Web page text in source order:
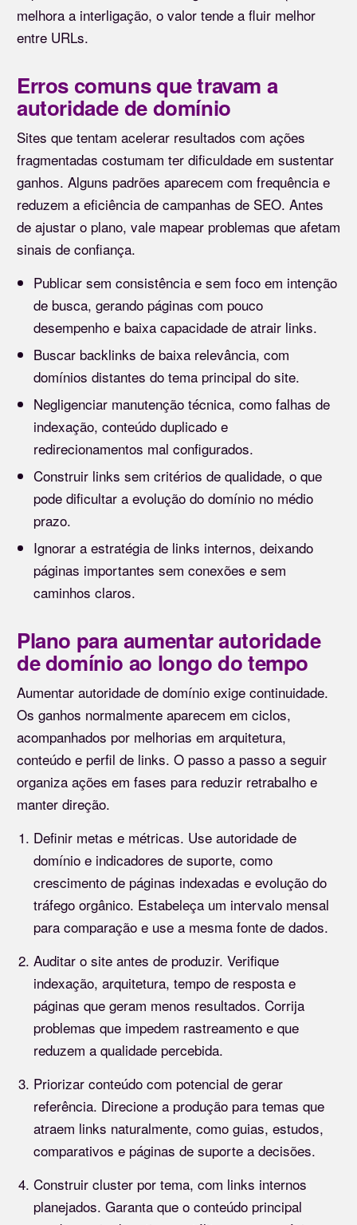
melhora a interligação, o valor tende a fluir melhor
entre URLs.
Erros comuns que travam a
autoridade de domínio
Sites que tentam acelerar resultados com ações
fragmentadas costumam ter dificuldade em sustentar
ganhos. Alguns padrões aparecem com frequência e
reduzem a eficiência de campanhas de SEO. Antes
de ajustar o plano, vale mapear problemas que afetam
sinais de confiança.
Publicar sem consistência e sem foco em intenção
de busca, gerando páginas com pouco
desempenho e baixa capacidade de atrair links.
Buscar backlinks de baixa relevância, com
domínios distantes do tema principal do site.
Negligenciar manutenção técnica, como falhas de
indexação, conteúdo duplicado e
redirecionamentos mal configurados.
Construir links sem critérios de qualidade, o que
pode dificultar a evolução do domínio no médio
prazo.
Ignorar a estratégia de links internos, deixando
páginas importantes sem conexões e sem
caminhos claros.
Plano para aumentar autoridade
de domínio ao longo do tempo
Aumentar autoridade de domínio exige continuidade.
Os ganhos normalmente aparecem em ciclos,
acompanhados por melhorias em arquitetura,
conteúdo e perfil de links. O passo a passo a seguir
organiza ações em fases para reduzir retrabalho e
manter direção.
Definir metas e métricas. Use autoridade de
domínio e indicadores de suporte, como
crescimento de páginas indexadas e evolução do
tráfego orgânico. Estabeleça um intervalo mensal
para comparação e use a mesma fonte de dados.
Auditar o site antes de produzir. Verifique
indexação, arquitetura, tempo de resposta e
páginas que geram menos resultados. Corrija
problemas que impedem rastreamento e que
reduzem a qualidade percebida.
Priorizar conteúdo com potencial de gerar
referência. Direcione a produção para temas que
atraem links naturalmente, como guias, estudos,
comparativos e páginas de suporte a decisões.
Construir cluster por tema, com links internos
planejados. Garanta que o conteúdo principal